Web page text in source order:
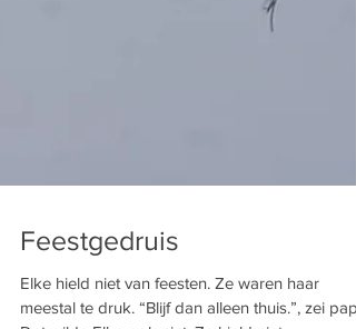
Feestgedruis